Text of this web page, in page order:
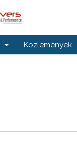
Közlemények